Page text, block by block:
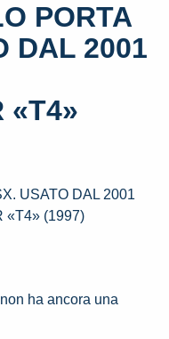
PORTA
DAL 2001
«T4»
USATO DAL 2001
«T4» (1997)
ha ancora una